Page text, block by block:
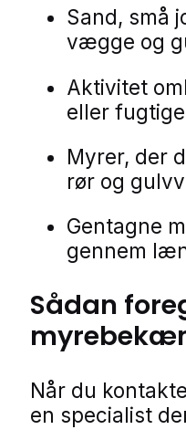
Sand, små
vægge og
Aktivitet
eller
Myrer, der
rør og
Gentagne
gennem
Sådan
Når du
en specialist